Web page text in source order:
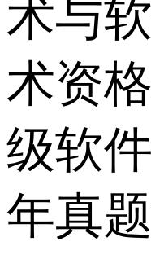
术与
术资
级软
年真